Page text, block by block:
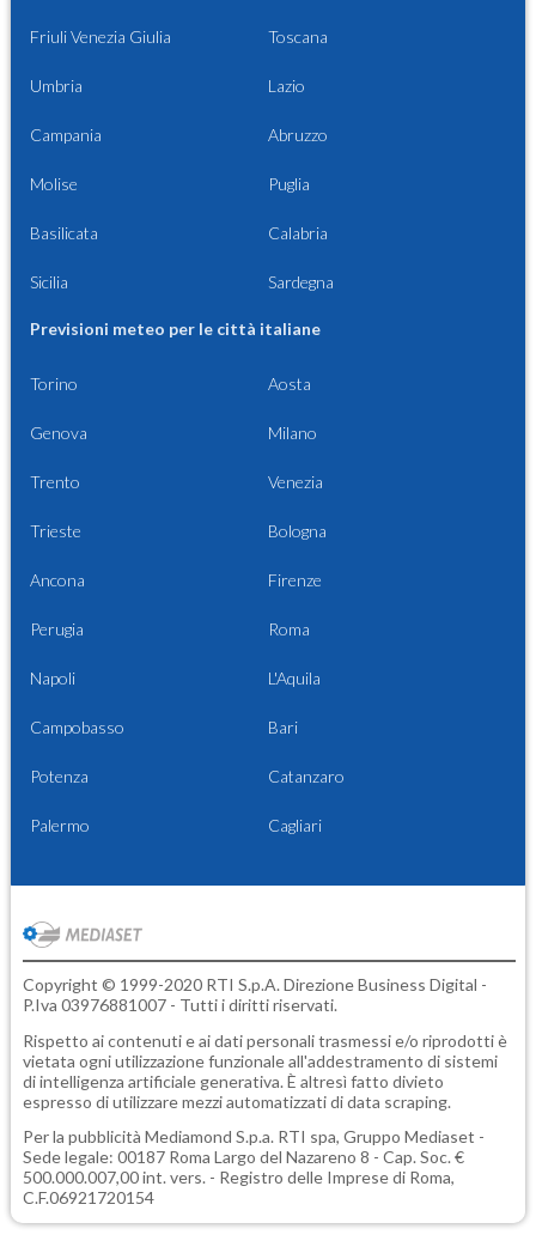
Friuli Venezia Giulia Toscana
Umbria Lazio
Campania Abruzzo
Molise Puglia
Basilicata Calabria
Sicilia Sardegna
Previsioni meteo per le città italiane
Torino Aosta
Genova Milano
Trento Venezia
Trieste Bologna
Ancona Firenze
Perugia Roma
Napoli L'Aquila
Campobasso Bari
Potenza Catanzaro
Palermo Cagliari
Copyright © 1999-2020 RTI S.p.A. Direzione Business Digital -
P.Iva 03976881007 - Tutti i diritti riservati.
Rispetto ai contenuti e ai dati personali trasmessi e/o riprodotti è
vietata ogni utilizzazione funzionale all'addestramento di sistemi
di intelligenza artificiale generativa. È altresì fatto divieto
espresso di utilizzare mezzi automatizzati di data scraping.
Per la pubblicità Mediamond S.p.a. RTI spa, Gruppo Mediaset -
Sede legale: 00187 Roma Largo del Nazareno 8 - Cap. Soc. €
500.000.007,00 int. vers. - Registro delle Imprese di Roma,
C.F.06921720154